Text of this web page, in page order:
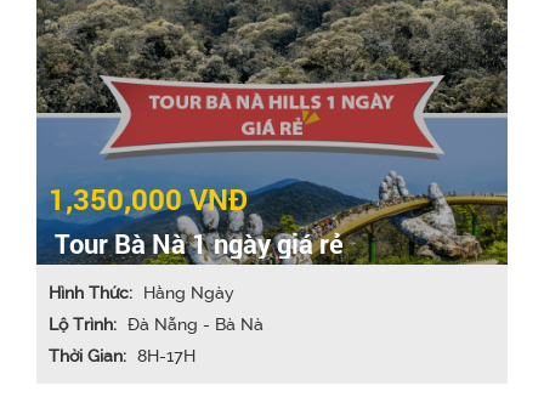
1,350,000 VNĐ
Tour Bà Nà 1 ngày giá rẻ
Hình Thức: Hằng Ngày
Lộ Trình: Đà Nẵng - Bà Nà
Thời Gian: 8H-17H